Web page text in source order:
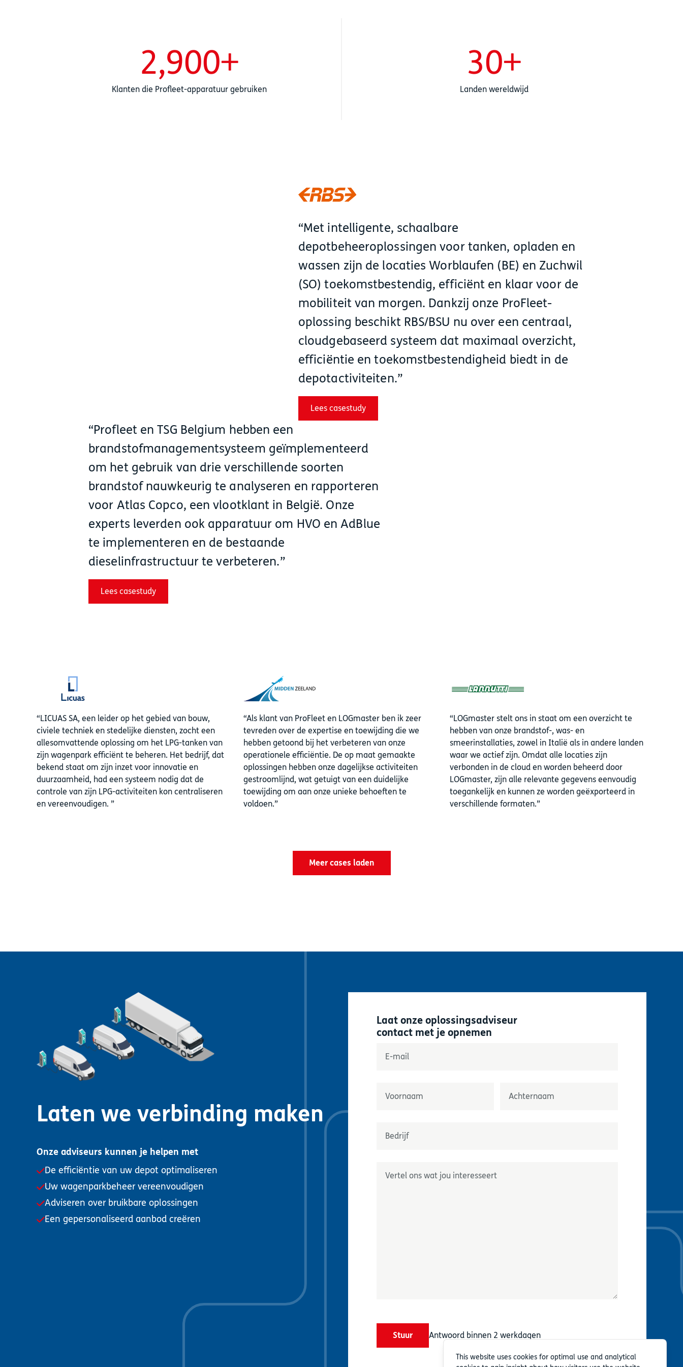
This website uses cookies for optimal use and analytical
2,900+
Klanten die Profleet-apparatuur gebruiken
30+
Landen wereldwijd
Met intelligente, schaalbare
depotbeheeroplossingen voor tanken, opladen en
wassen zijn de locaties Worblaufen (BE) en Zuchwil
(SO) toekomstbestendig, efficiënt en klaar voor de
mobiliteit van morgen. Dankzij onze ProFleet-
oplossing beschikt RBS/BSU nu over een centraal,
cloudgebaseerd systeem dat maximaal overzicht,
efficiëntie en toekomstbestendigheid biedt in de
depotactiviteiten.
Lees casestudy
Profleet en TSG Belgium hebben een
brandstofmanagementsysteem geïmplementeerd
om het gebruik van drie verschillende soorten
brandstof nauwkeurig te analyseren en rapporteren
voor Atlas Copco, een vlootklant in België. Onze
experts leverden ook apparatuur om HVO en AdBlue
te implementeren en de bestaande
dieselinfrastructuur te verbeteren.
Lees casestudy
LICUAS SA, een leider op het gebied van bouw,
civiele techniek en stedelijke diensten, zocht een
allesomvattende oplossing om het LPG-tanken van
zijn wagenpark efficiënt te beheren. Het bedrijf, dat
bekend staat om zijn inzet voor innovatie en
duurzaamheid, had een systeem nodig dat de
controle van zijn LPG-activiteiten kon centraliseren
en vereenvoudigen.
Als klant van ProFleet en LOGmaster ben ik zeer
tevreden over de expertise en toewijding die we
hebben getoond bij het verbeteren van onze
operationele efficiëntie. De op maat gemaakte
oplossingen hebben onze dagelijkse activiteiten
gestroomlijnd, wat getuigt van een duidelijke
toewijding om aan onze unieke behoeften te
voldoen.
LOGmaster stelt ons in staat om een overzicht te
hebben van onze brandstof-, was- en
smeerinstallaties, zowel in Italië als in andere landen
waar we actief zijn. Omdat alle locaties zijn
verbonden in de cloud en worden beheerd door
LOGmaster, zijn alle relevante gegevens eenvoudig
toegankelijk en kunnen ze worden geëxporteerd in
verschillende formaten.
Meer cases laden
Laten we verbinding maken
Onze adviseurs kunnen je helpen met
De efficiëntie van uw depot optimaliseren
Uw wagenparkbeheer vereenvoudigen
Adviseren over bruikbare oplossingen
Een gepersonaliseerd aanbod creëren
Laat onze oplossingsadviseur
contact met je opnemen
Stuur Antwoord binnen 2 werkdagen